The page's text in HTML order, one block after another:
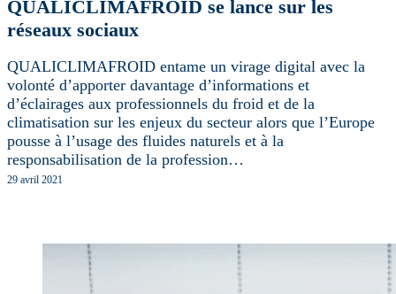
QUALICLIMAFROID se lance sur les
réseaux sociaux
QUALICLIMAFROID entame un virage digital avec la
volonté d’apporter davantage d’informations et
d’éclairages aux professionnels du froid et de la
climatisation sur les enjeux du secteur alors que l’Europe
pousse à l’usage des fluides naturels et à la
responsabilisation de la profession…
29 avril 2021